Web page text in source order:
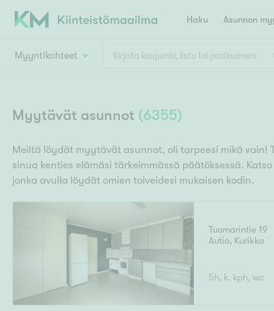
Haku Asunnon
E
Espoo
H
Helsinki
Ilmajoki Ivalo
Myyntikohteet
Asuntotyyppi
Myytävät asunnot (6355)
Meiltä löydät myytävät asunnot, oli tarpeesi mikä vain!
sinua kenties elämäsi tärkeimmässä päätöksessä.
jonka avulla löydät omien toiveidesi mukaisen kodin.
Tuomarintie 19
Autio, Kurikka
5h, k, kph, wc